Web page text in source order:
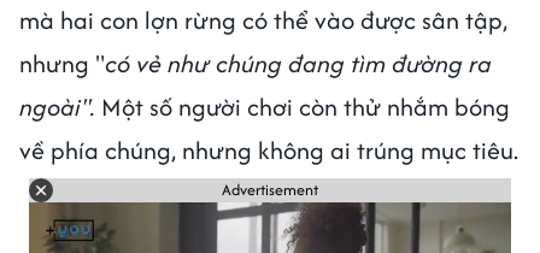
mà hai con lợn rừng có thể vào được sân tập,
nhưng "có vẻ như chúng đang tìm đường ra
ngoài". Một số người chơi còn thử nhắm bóng
về phía chúng, nhưng không ai trúng mục tiêu.
Advertisement